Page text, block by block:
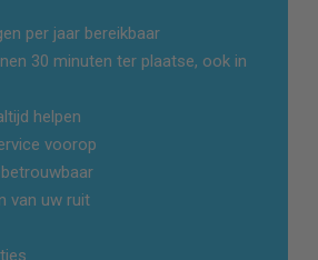
per jaar bereikbaar
30 minuten ter plaatse, ook in
helpen
voorop
van uw ruit